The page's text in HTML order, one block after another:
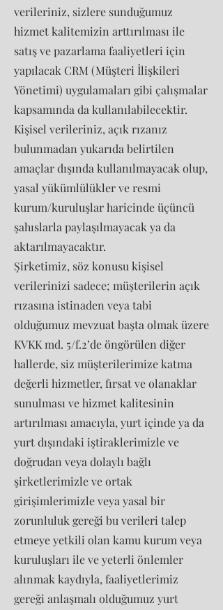
verileriniz, sizlere sunduğumuz
hizmet kalitemizin arttırılması ile
satış ve pazarlama faaliyetleri için
yapılacak CRM (Müşteri İlişkileri
Yönetimi) uygulamaları gibi çalışmalar
kapsamında da kullanılabilecektir.
Kişisel verileriniz, açık rızanız
bulunmadan yukarıda belirtilen
amaçlar dışında kullanılmayacak olup,
yasal yükümlülükler ve resmi
kurum/kuruluşlar haricinde üçüncü
şahıslarla paylaşılmayacak ya da
aktarılmayacaktır.
Şirketimiz, söz konusu kişisel
verilerinizi sadece; müşterilerin açık
rızasına istinaden veya tabi
olduğumuz mevzuat başta olmak üzere
KVKK md. 5/f.2’de öngörülen diğer
hallerde, siz müşterilerimize katma
değerli hizmetler, fırsat ve olanaklar
sunulması ve hizmet kalitesinin
artırılması amacıyla, yurt içinde ya da
yurt dışındaki iştiraklerimizle ve
doğrudan veya dolaylı bağlı
şirketlerimizle ve ortak
girişimlerimizle veya yasal bir
zorunluluk gereği bu verileri talep
etmeye yetkili olan kamu kurum veya
kuruluşları ile ve yeterli önlemler
alınmak kaydıyla, faaliyetlerimiz
gereği anlaşmalı olduğumuz yurt